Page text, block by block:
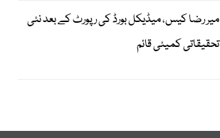
میر رضا کیس، میڈیکل بورڈ کی رپورٹ کے بعد نئی
تحقیقاتی کمیٹی قائم